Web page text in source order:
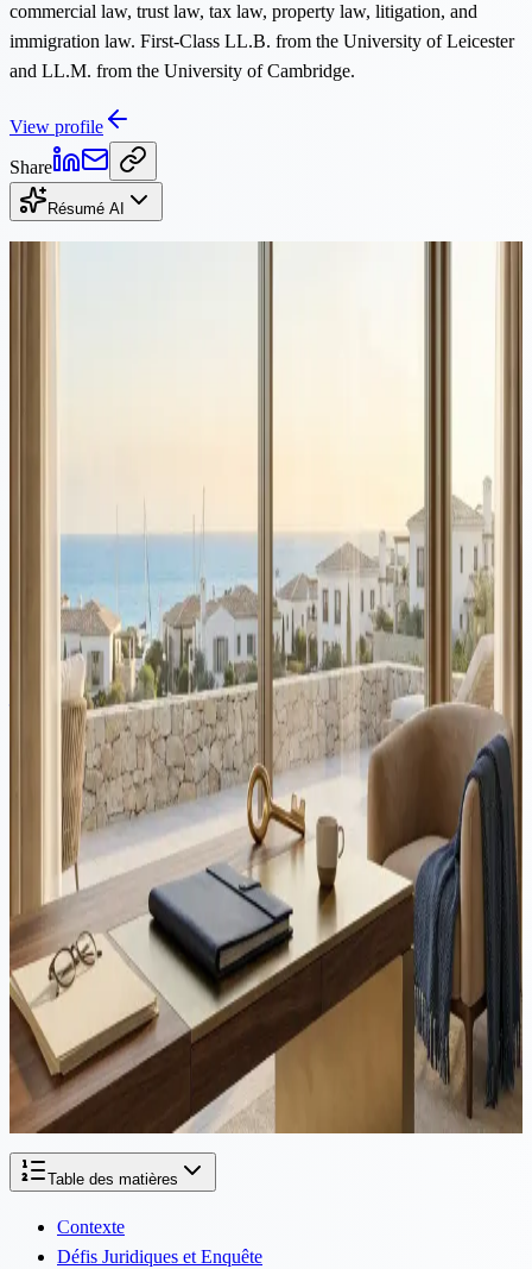
commercial law, trust law, tax law, property law, litigation, and
immigration law. First-Class LL.B. from the University of Leicester
and LL.M. from the University of Cambridge.
View profile
Share
Résumé AI
à Chypre peuvent répondre à des préoccupations légitimes, mais le
moment et la portée risquent d'envoyer un mauvais signal aux
investisseurs internationaux. Le véritable problème est l'offre de
logements, pas la demande étrangère.
Propriété·3 min de lecture
Copropriété de biens à Chypre : Problèmes et solutions
juridiques
À Chypre, une part importante des biens immobiliers est détenue
conjointement par deux ou plusieurs individus. Cela résulte
généralement d'héritages, de donations à parts égales, d'achats en
commun, etc. Bien que...
Propriété·5 min de lecture
Chypre débloque des milliers de cas bloqués de demandes
d'Acheteurs Piégés grâce à une réforme juridique historique
Dans un geste historique pour résoudre l'un des défis immobiliers les
plus persistants de Chypre, la Chambre des représentants a adopté à
l'unanimité une loi d'amendement qui résout efficacement des
milliers de cas d'acheteurs piégés...
Table des matières
Contexte
Défis Juridiques et Enquête